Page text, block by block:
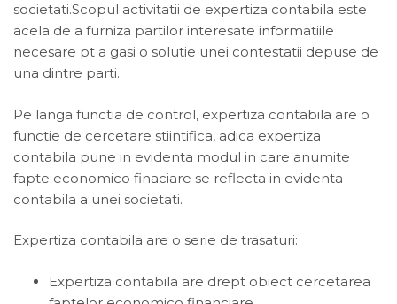
societati.Scopul activitatii de expertiza contabila este
acela de a furniza partilor interesate informatiile
necesare pt a gasi o solutie unei contestatii depuse de
una dintre parti.
Pe langa functia de control, expertiza contabila are o
functie de cercetare stiintifica, adica expertiza
contabila pune in evidenta modul in care anumite
fapte economico finaciare se reflecta in evidenta
contabila a unei societati.
Expertiza contabila are o serie de trasaturi:
Expertiza contabila are drept obiect cercetarea